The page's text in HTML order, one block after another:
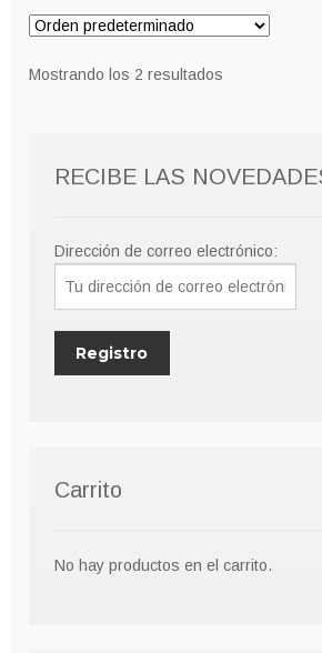
Mostrando los 2 resultados
RECIBE LAS
Dirección de correo electrónico:
Carrito
No hay productos en el carrito.